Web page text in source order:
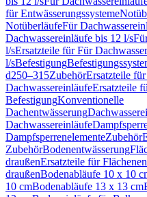
für Entwässerungssysteme
NotüberläufeFür
Dachwassereinläufe bis 12 l/s
l/sErsatzteile für Für
l/sBefestigung
d250–315ZubehörErsatzteile
DachwassereinläufeErsatzteile
BefestigungKonventionelle
Dachentwässerung
Dachwassereinläufe
DampfsperrenelementeZubehör
ZubehörBodenentwässerung
draußenErsatzteile für
draußenBodenabläufe 10 x 10
10 cmBodenabläufe 13 x 13 cm